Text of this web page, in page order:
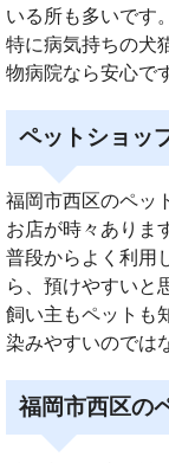
いる所も多いです。
特に病気持ちの犬
物病院なら安心で
ペットショッ
福岡市西区のペッ
お店が時々ありま
普段からよく利用
ら、預けやすいと
飼い主もペットも
染みやすいのでは
福岡市西区の